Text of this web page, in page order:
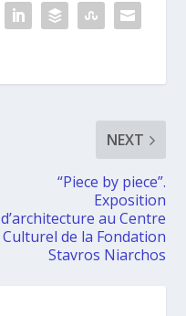
NEXT
“Piece by piece”.
Exposition
d’architecture au Centre
Culturel de la Fondation
Stavros Niarchos